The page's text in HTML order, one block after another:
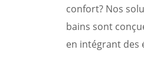
confort? Nos
bains sont
en intégrant des